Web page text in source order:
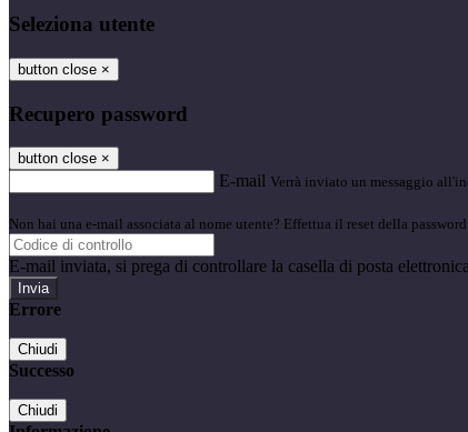
Seleziona utente
button close ×
Recupero password
button close ×
E-mail Verrà inviato un messaggio
Non hai una e-mail associata al nome utente? Effettua il reset della
E-mail inviata, si prega di controllare la casella di posta
Errore
Chiudi
Successo
Chiudi